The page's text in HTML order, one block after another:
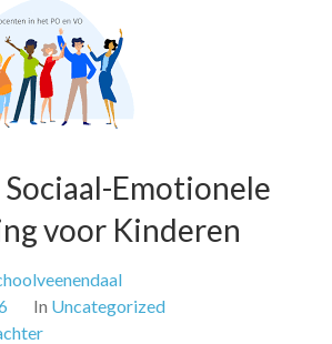
Sociaal-Emotionele
voor Kinderen
In Uncategorized
op